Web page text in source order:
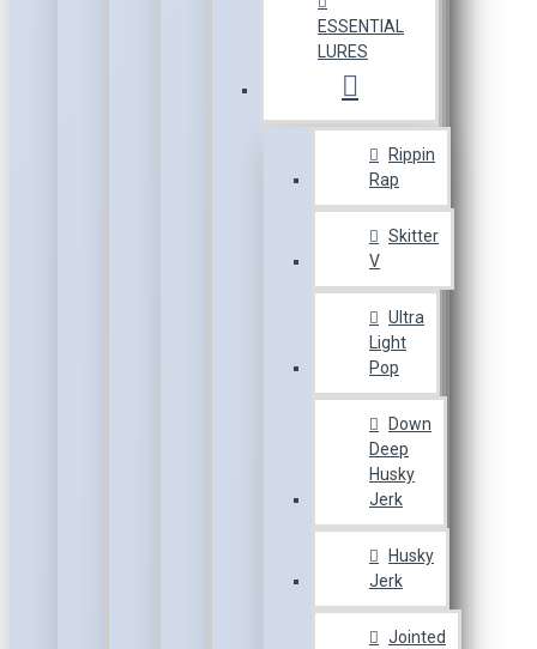
ESSENTIAL
LURES
Rippin
Rap
Skitter
V
Ultra
Light
Pop
Down
Deep
Husky
Jerk
Husky
Jerk
Jointed